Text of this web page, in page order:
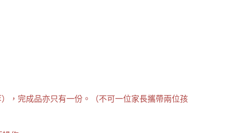
，完成品亦只有一份。（不可一位家長攜帶兩位孩